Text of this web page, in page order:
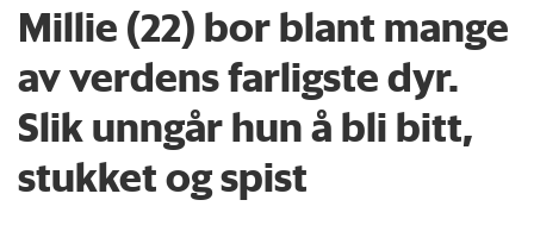
Millie (22) bor blant mange
av verdens farligste dyr.
Slik unngår hun å bli bitt,
stukket og spist